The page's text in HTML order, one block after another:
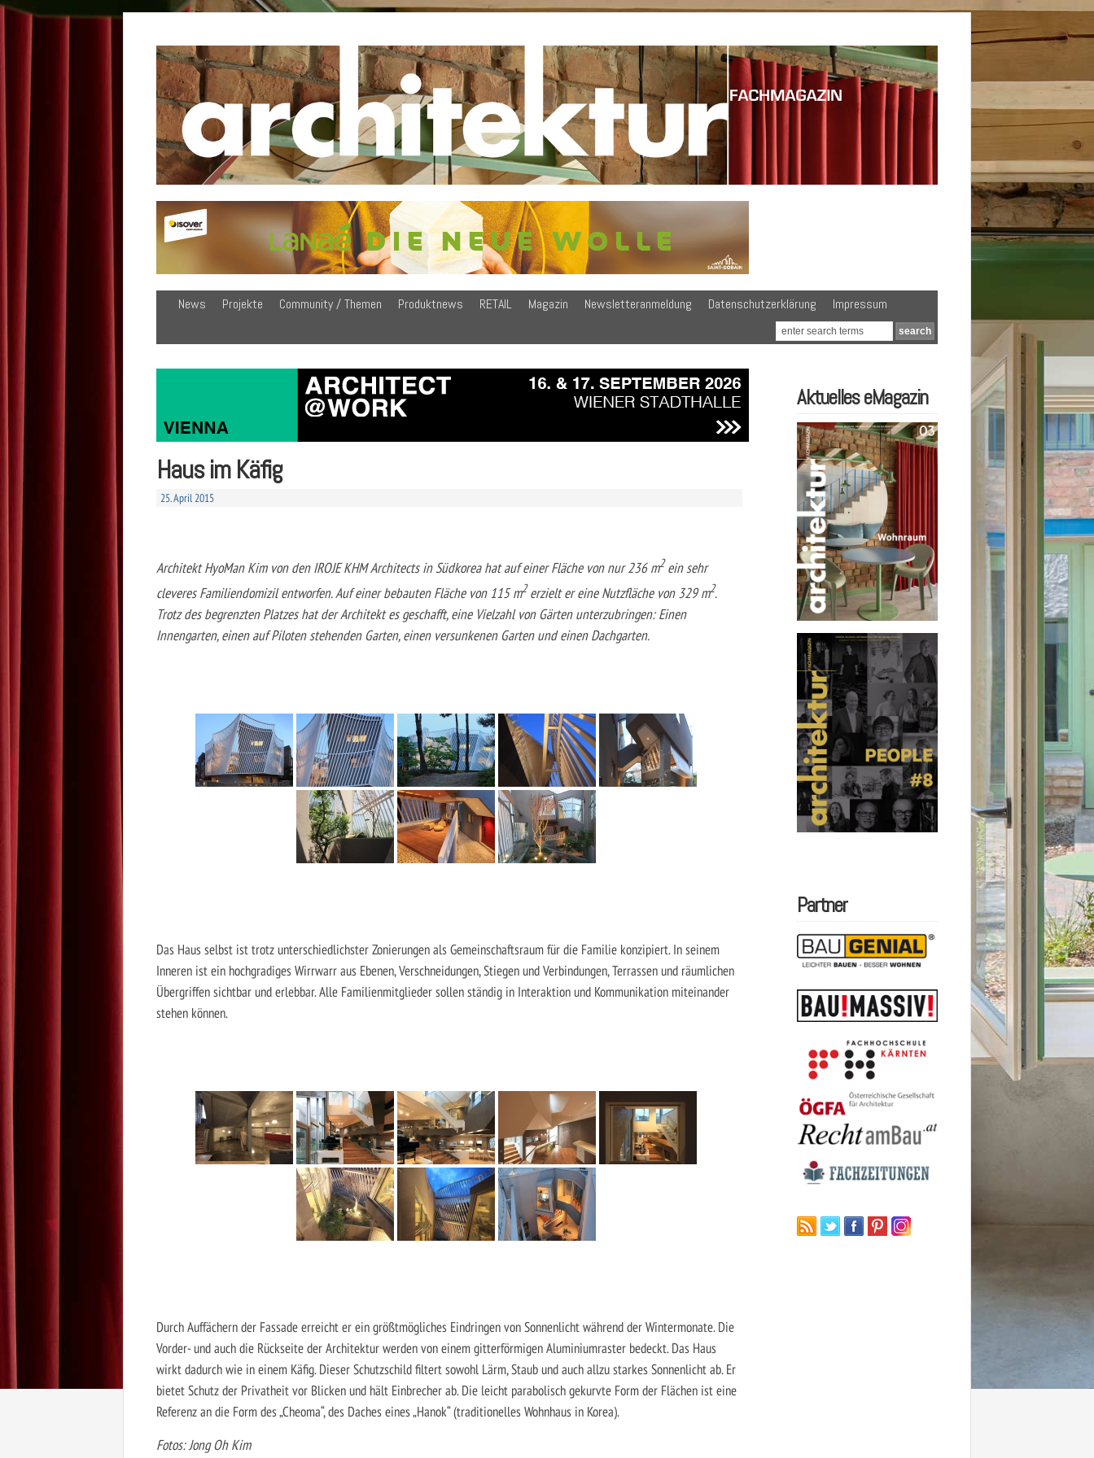
News Projekte Community / Themen Produktnews RETAIL Magazin Newsletteranmeldung Datenschutzerklärung Impressum
Haus im Käfig
25. April 2015
Architekt HyoMan Kim von den IROJE KHM Architects in Südkorea hat auf einer Fläche von nur 236 m2ein sehr
cleveres Familiendomizil entworfen. Auf einer bebauten Fläche von 115 m2erzielt er eine Nutzfläche von 329 m2.
Trotz des begrenzten Platzes hat der Architekt es geschafft, eine Vielzahl von Gärten unterzubringen: Einen
Innengarten, einen auf Piloten stehenden Garten, einen versunkenen Garten und einen Dachgarten.
Das Haus selbst ist trotz unterschiedlichster Zonierungen als Gemeinschaftsraum für die Familie konzipiert. In seinem
Inneren ist ein hochgradiges Wirrwarr aus Ebenen, Verschneidungen, Stiegen und Verbindungen, Terrassen und räumlichen
Übergriffen sichtbar und erlebbar. Alle Familienmitglieder sollen ständig in Interaktion und Kommunikation miteinander
stehen können.
Durch Auffächern der Fassade erreicht er ein größtmögliches Eindringen von Sonnenlicht während der Wintermonate. Die
Vorder- und auch die Rückseite der Architektur werden von einem gitterförmigen Aluminiumraster bedeckt. Das Haus
wirkt dadurch wie in einem Käfig. Dieser Schutzschild filtert sowohl Lärm, Staub und auch allzu starkes Sonnenlicht ab. Er
bietet Schutz der Privatheit vor Blicken und hält Einbrecher ab. Die leicht parabolisch gekurvte Form der Flächen ist eine
Referenz an die Form des „Cheoma“, des Daches eines „Hanok“ (traditionelles Wohnhaus in Korea).
Fotos: Jong Oh Kim
Aktuelles eMagazin
Partner